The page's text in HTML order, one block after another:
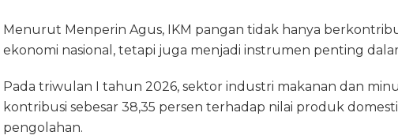
Menurut Menperin Agus, IKM pangan tidak hanya
ekonomi nasional, tetapi juga menjadi instrumen penting
Pada triwulan I tahun 2026, sektor industri makanan dan
kontribusi sebesar 38,35 persen terhadap nilai produk
pengolahan.